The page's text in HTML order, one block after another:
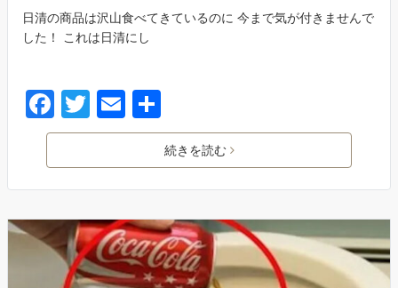
日清の商品は沢山食べてきているのに 今まで気が付きませんで
した！ これは日清にし
続きを読む